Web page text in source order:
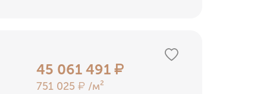
45 061 491 ₽
751 025 ₽ /м²